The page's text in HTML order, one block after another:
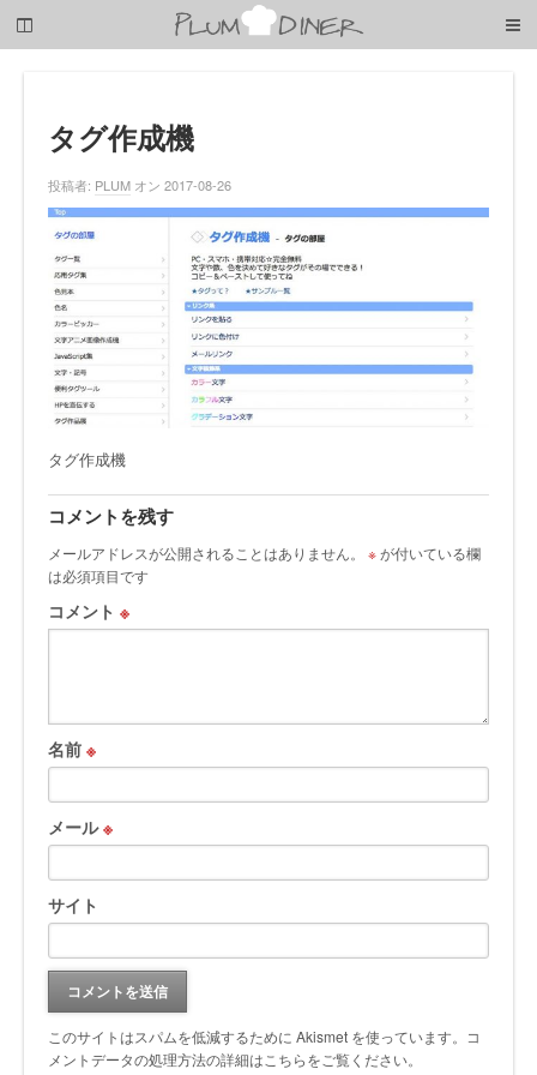
子
タグ作成機
投稿者: PLUM オン 2017-08-26
タグ作成機
コメントを残す
メールアドレスが公開されることはありません。 ※が付いている欄
は必須項目です
コメント ※
名前 ※
メール※
サイト
このサイトはスパムを低減するために Akismet を使っています。
コ
メントデータの処理方法の詳細はこちらをご覧ください。